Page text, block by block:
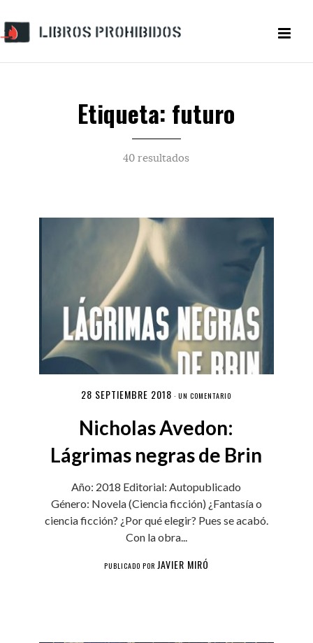
Etiqueta: futuro
40 resultados
28 SEPTIEMBRE 2018 ·UN COMENTARIO
Nicholas Avedon:
Lágrimas negras de Brin
Año: 2018 Editorial: Autopublicado
Género: Novela (Ciencia ficción) ¿Fantasía o
ciencia ficción? ¿Por qué elegir? Pues se acabó.
Con la obra...
PUBLICADO POR JAVIER MIRÓ